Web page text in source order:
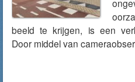
beeld te krijgen, is een
Door middel van